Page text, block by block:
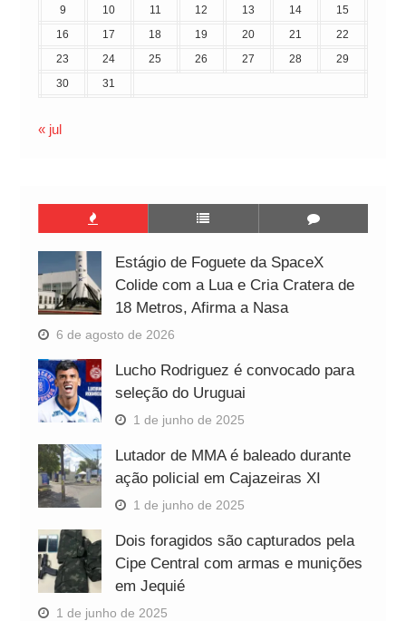
9
10 11 12 13 14
15
16
17 18 19 20 21
22
23
24 25 26 27 28
29
30
31
« jul
Estágio de Foguete da SpaceX
Colide com a Lua e Cria Cratera de
18 Metros, Afirma a Nasa
6 de agosto de 2026
Lucho Rodriguez é convocado para
seleção do Uruguai
1 de junho de 2025
Lutador de MMA é baleado durante
ação policial em Cajazeiras XI
1 de junho de 2025
Dois foragidos são capturados pela
Cipe Central com armas e munições
em Jequié
1 de junho de 2025